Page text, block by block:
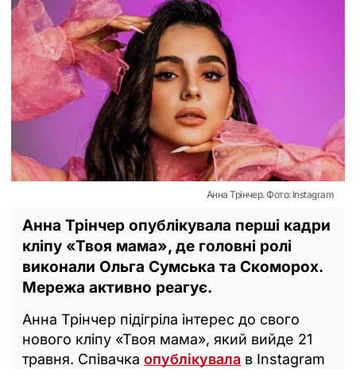
Анна Трінчер. Фото: Instagram
Анна Трінчер опублікувала перші кадри
кліпу «Твоя мама», де головні ролі
виконали Ольга Сумська та Скоморох.
Мережа активно реагує.
Анна Трінчер підігріла інтерес до свого
нового кліпу «Твоя мама», який вийде 21
травня. Співачка опублікувала в Instagram